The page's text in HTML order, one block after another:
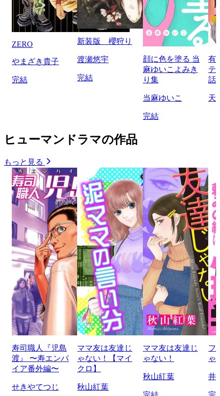
ZERO
やまざき貴子
完結
新装版 櫻狩り
渡瀬悠宇
完結
顔に色を塗る 当
麻ゆいこよみき
り集
当麻ゆいこ
完結
有
テ
話
天
ヒューマンドラマの作品
もっと見る
寿司職人『児島
渡』 〜寿エンパ
イア番外編〜
せきやてつじ
ママ友は友達じ
ゃない！【マイ
クロ】
秋山紅葉
ママ友は友達じ
ゃない！
秋山紅葉
フ
ゃ
井